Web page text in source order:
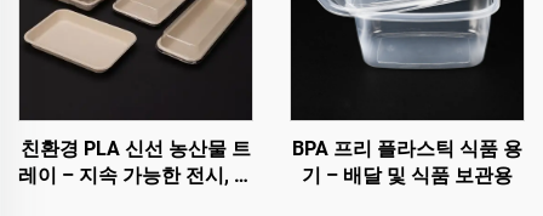
친환경 PLA 신선 농산물 트
레이 – 지속 가능한 전시, 판
BPA 프리 플라스틱 식품 용
기 – 배달 및 식품 보관용